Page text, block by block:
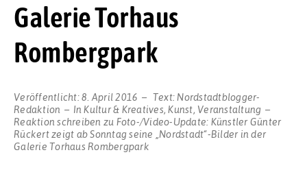
Galerie Torhaus
Rombergpark
Veröffentlicht:8. April 2016 Text: Nordstadtblogger-
Redaktion
InKultur & Kreatives,Kunst, Veranstaltung
Reaktion schreiben zu Foto-/Video-Update: Künstler Günter
Rückert zeigt ab Sonntag seine „Nordstadt“-Bilder in der
Galerie Torhaus Rombergpark